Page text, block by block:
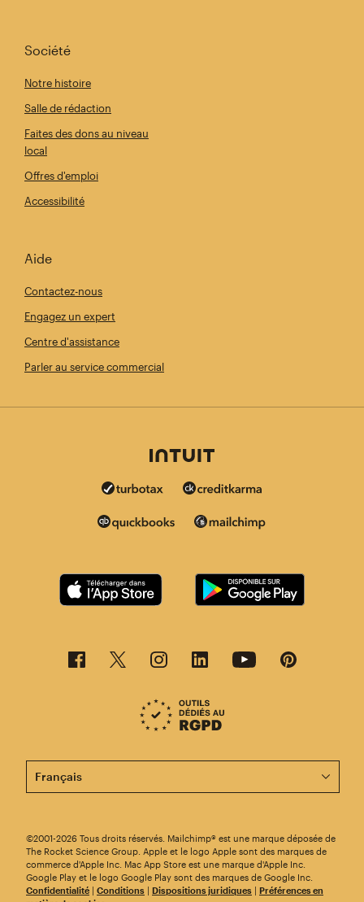
Société
Notre histoire
Salle de rédaction
Faites des dons au niveau
local
Offres d'emploi
Accessibilité
Aide
Contactez-nous
Engagez un expert
Centre d'assistance
Parler au service commercial
Cette page est désormais disponible en d'autres
©2001-2026 Tous droits réservés. Mailchimp® est une marque déposée de
The Rocket Science Group. Apple et le logo Apple sont des marques de
commerce d'Apple Inc. Mac App Store est une marque d'Apple Inc.
Google Play et le logo Google Play sont des marques de Google Inc.
Confidentialité | Conditions | Dispositions juridiques | Préférences en